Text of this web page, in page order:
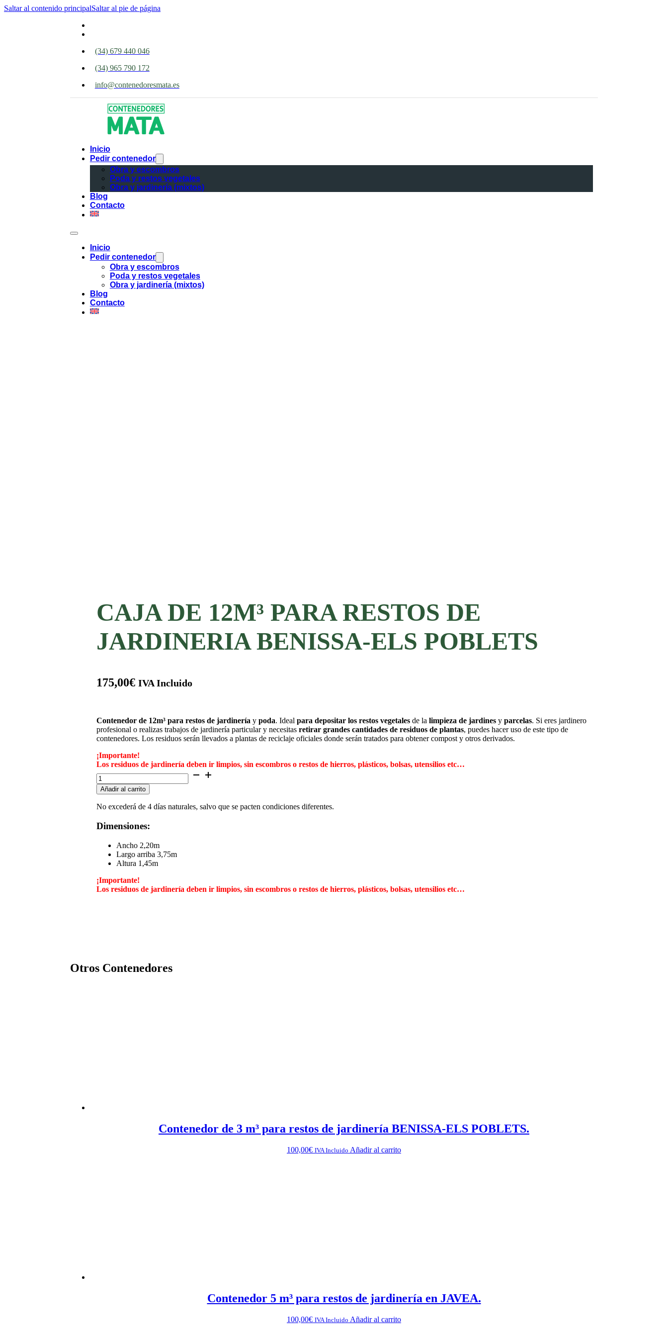
Saltar al contenido principalSaltar al pie de página
(34) 679 440 046
(34) 965 790 172
info@contenedoresmata.es
Inicio
Pedir contenedor
Obra y escombros
Poda y restos vegetales
Obra y jardinería (mixtos)
Blog
Contacto
Inicio
Pedir contenedor
Obra y escombros
Poda y restos vegetales
Obra y jardinería (mixtos)
Blog
Contacto
CAJA DE 12M³ PARA RESTOS DE
JARDINERIA BENISSA-ELS POBLETS
175,00€ IVA Incluido
Contenedor de 12m³ para restos de jardinería y poda. Ideal para depositar los restos vegetalesde la limpieza de jardinesy parcelas. Si eres jardinero
profesional o realizas trabajos de jardinería particular y necesitas retirar grandes cantidades de residuos de plantas, puedes hacer uso de este tipo de
contenedores. Los residuos serán llevados a plantas de reciclaje oficiales donde serán tratados para obtener compost y otros derivados.
¡Importante!
Los residuos de jardinería deben ir limpios, sin escombros o restos de hierros, plásticos, bolsas, utensilios etc…
Caja
de
12m³
restos
jardineria
ELS
POBLETS
cantidad
Añadir al carrito
No excederá de 4 días naturales, salvo que se pacten condiciones diferentes.
Dimensiones:
Ancho 2,20m
Largo arriba 3,75m
Altura 1,45m
¡Importante!
Los residuos de jardinería deben ir limpios, sin escombros o restos de hierros, plásticos, bolsas, utensilios etc…
Otros Contenedores
Contenedor de 3 m³ para restos de jardinería BENISSA-ELS POBLETS.
100,00€ IVA Incluido Añadir al carrito
Contenedor 5 m³ para restos de jardinería en JAVEA.
100,00€ IVA Incluido Añadir al carrito